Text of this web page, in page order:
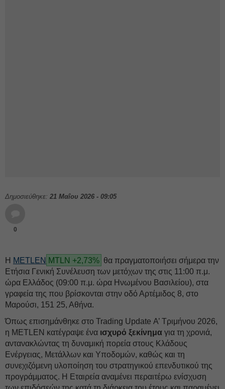
Δημοσιεύθηκε: 21 Μαΐου 2026 - 09:05
0
Η METLEN MTLN +2,73% θα πραγματοποιήσει σήμερα την
Ετήσια Γενική Συνέλευση των μετόχων της στις 11:00 π.μ.
ώρα Ελλάδος (09:00 π.μ. ώρα Ηνωμένου Βασιλείου), στα
γραφεία της που βρίσκονται στην οδό Αρτέμιδος 8, στο
Μαρούσι, 151 25, Αθήνα.
Όπως επισημάνθηκε στο Trading Update Α’ Τριμήνου 2026,
η ΜETLEN κατέγραψε ένα ισχυρό ξεκίνημα για τη χρονιά,
αντανακλώντας τη δυναμική πορεία στους Κλάδους
Ενέργειας, Μετάλλων και Υποδομών, καθώς και τη
συνεχιζόμενη υλοποίηση του στρατηγικού επενδυτικού της
προγράμματος. Η Εταιρεία αναμένει περαιτέρω ενίσχυση